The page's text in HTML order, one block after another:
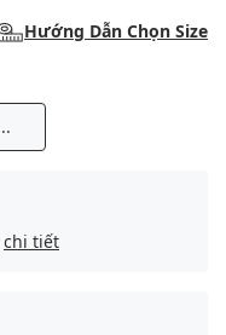
Hướng Dẫn Chọn Size
chi tiết